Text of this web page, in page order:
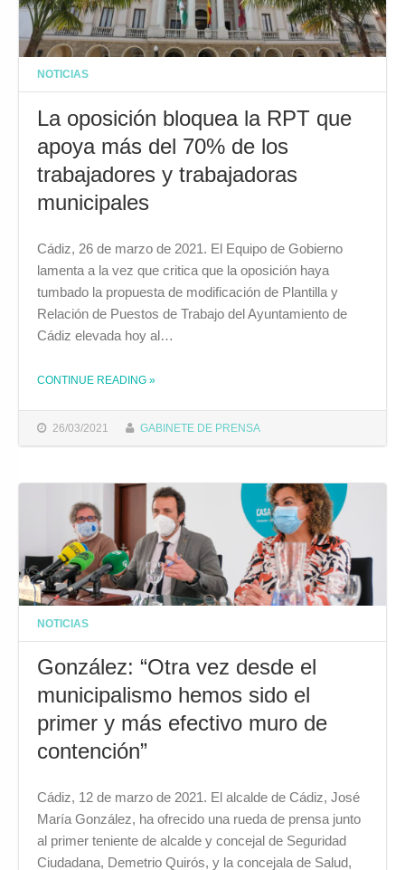
NOTICIAS
La oposición bloquea la RPT que
apoya más del 70% de los
trabajadores y trabajadoras
municipales
26/03/2021 GABINETE DE PRENSA
Cádiz, 26 de marzo de 2021. El Equipo de Gobierno
lamenta a la vez que critica que la oposición haya
tumbado la propuesta de modificación de Plantilla y
Relación de Puestos de Trabajo del Ayuntamiento de
Cádiz elevada hoy al…
CONTINUE READING THE "LA OPOSICIÓN BLOQUEA LA RPT QUE APOYA MÁS DEL 70% DE LOS TRABAJADORES Y TRABAJADORAS MUNICIPALES"
»
NOTICIAS
González: “Otra vez desde el
municipalismo hemos sido el
primer y más efectivo muro de
contención”
Cádiz, 12 de marzo de 2021. El alcalde de Cádiz, José
María González, ha ofrecido una rueda de prensa junto
al primer teniente de alcalde y concejal de Seguridad
Ciudadana, Demetrio Quirós, y la concejala de Salud,